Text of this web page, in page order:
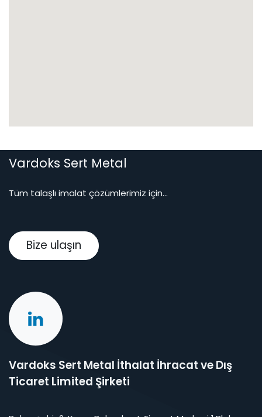
Vardoks Sert Metal
Tüm talaşlı imalat çözümlerimiz için...
Bize ulaşın
Vardoks Sert Metal İthalat İhracat ve Dış
Ticaret Limited Şirketi